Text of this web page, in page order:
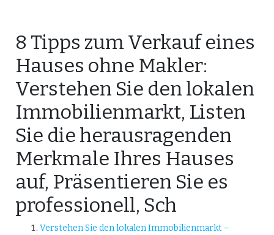
8 Tipps zum Verkauf eines
Hauses ohne Makler:
Verstehen Sie den lokalen
Immobilienmarkt, Listen
Sie die herausragenden
Merkmale Ihres Hauses
auf, Präsentieren Sie es
professionell, Sch
Verstehen Sie den lokalen Immobilienmarkt –